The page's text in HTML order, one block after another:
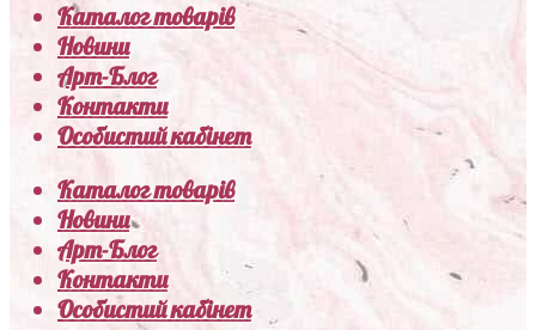
Каталог товарів
Новини
Арт-Блог
Контакти
Особистий кабінет
Каталог товарів
Новини
Арт-Блог
Контакти
Особистий кабінет